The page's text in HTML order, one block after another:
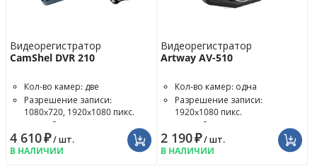
Видеорегистратор
CamShel DVR 210
Кол-во камер: две
Разрешение записи:
1080x720, 1920x1080 пикс.
Угол обзора: 120°
4 610₽/ шт.
В НАЛИЧИИ
Видеорегистратор
Artway AV-510
Кол-во камер: одна
Разрешение записи:
1920x1080 пикс.
Угол обзора: 120°
2 190₽/ шт.
В НАЛИЧИИ